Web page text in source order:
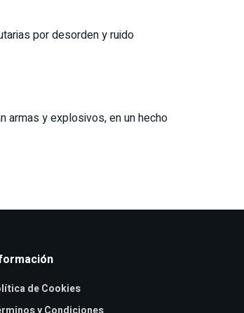
por desorden y ruido
armas y explosivos, en un hecho
de Cookies